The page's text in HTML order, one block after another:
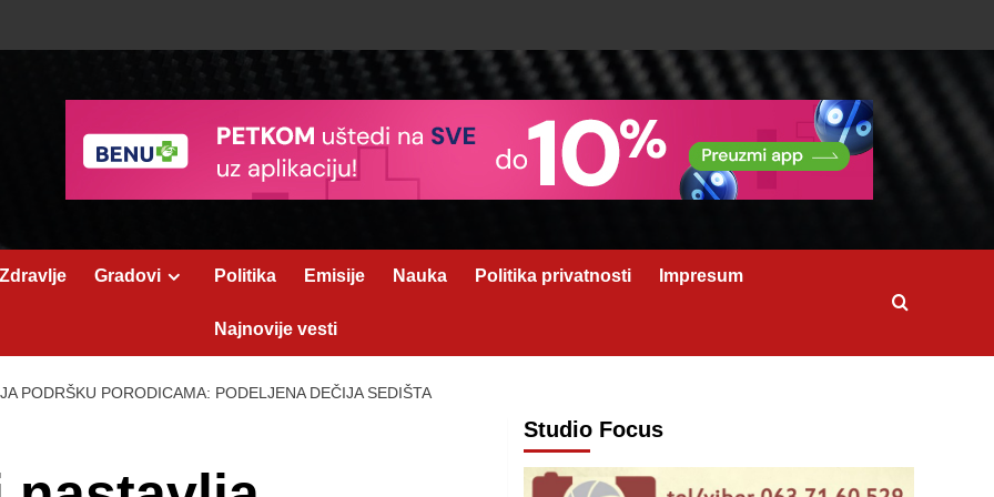
Zdravlje Gradovi Politika Emisije Nauka Politika privatnosti Impresum
Najnovije vesti
PODRŠKU PORODICAMA: PODELJENA DEČIJA SEDIŠTA
Studio Focus